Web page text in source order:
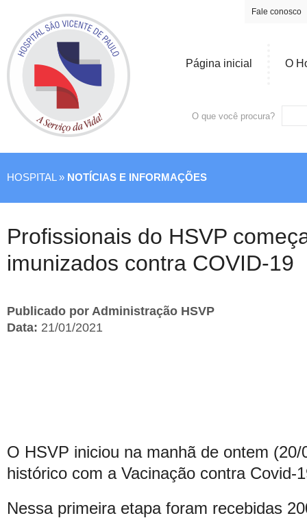
Fale conosco
Página inicial O
O que você procura?
HOSPITAL » NOTÍCIAS E INFORMAÇÕES
Profissionais do HSVP
imunizados contra COVID-19
Publicado por Administração HSVP
Data: 21/01/2021
O HSVP iniciou na manhã de ontem (20/
histórico com a Vacinação contra Covid-
Nessa primeira etapa foram recebidas